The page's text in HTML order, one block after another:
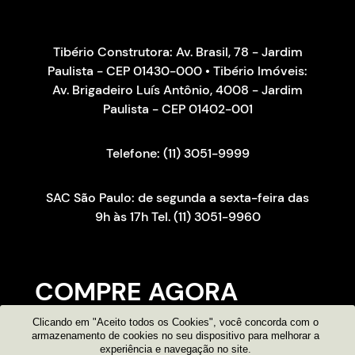
COMPRE AGORA
Consultor on-line
Tibério Construtora: Av. Brasil, 78 - Jardim
Paulista - CEP 01430-000 • Tibério Imóveis:
Av. Brigadeiro Luís Antônio, 4008 - Jardim
Paulista - CEP 01402-001
Telefone: (11) 3051-9999
SAC São Paulo: de segunda a sexta-feira das
9h às 17h Tel. (11) 3051-9960
Clicando em "Aceito todos os Cookies", você concorda com o
armazenamento de cookies no seu dispositivo para melhorar a
experiência e navegação no site.